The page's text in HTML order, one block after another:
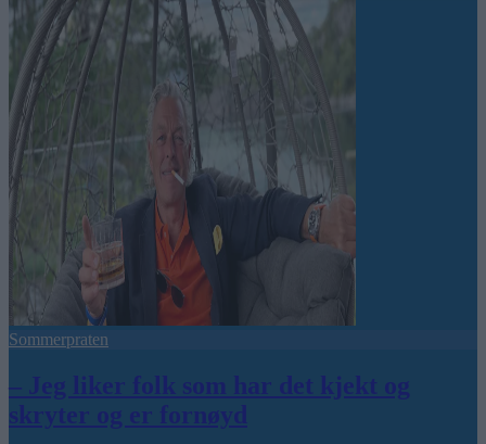
Sommerpraten
– Jeg liker folk som har det kjekt og
skryter og er fornøyd